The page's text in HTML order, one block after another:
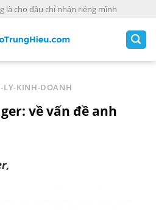
là cho đâu chỉ nhận riêng mình
LY-KINH-DOANH
về vấn đề anh